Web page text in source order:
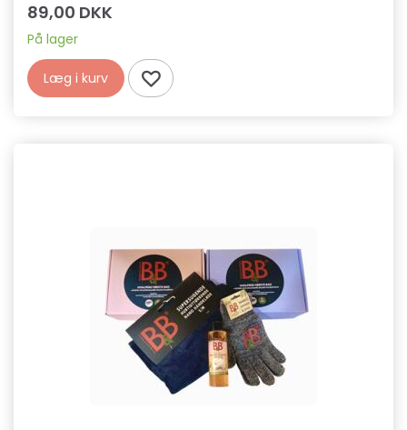
89,00 DKK
På lager
Læg i kurv